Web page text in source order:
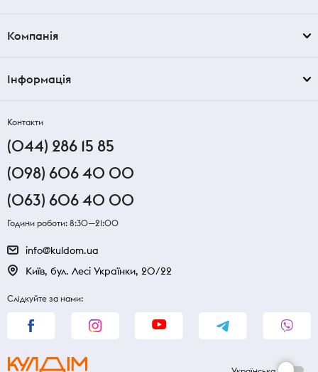
Компанія
Інформація
Контакти
(044) 286 15 85
(098) 606 40 00
(063) 606 40 00
Години роботи: 8:30—21:00
info@kuldom.ua
Київ, бул. Лесі Українки, 20/22
Слідкуйте за нами: